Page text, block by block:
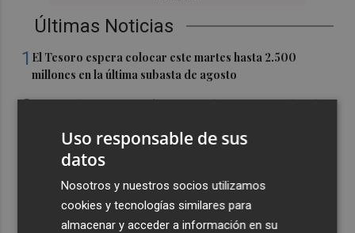
Últimas Noticias
1 El Tesoro espera colocar este martes hasta 2.500
millones en la última subasta de agosto
2Metrovalencia ofertará 165.000 plazas para facilitar los
Sadiq vuelve a trabajar sobre el cesped mientras el
Valencia busca otro amistoso
El Portús recupera su pasado marinero con la XV
edición de Portusium Jábega
Uso responsable de sus
datos
Nosotros y nuestros socios utilizamos
cookies y tecnologías similares para
almacenar y acceder a información en su